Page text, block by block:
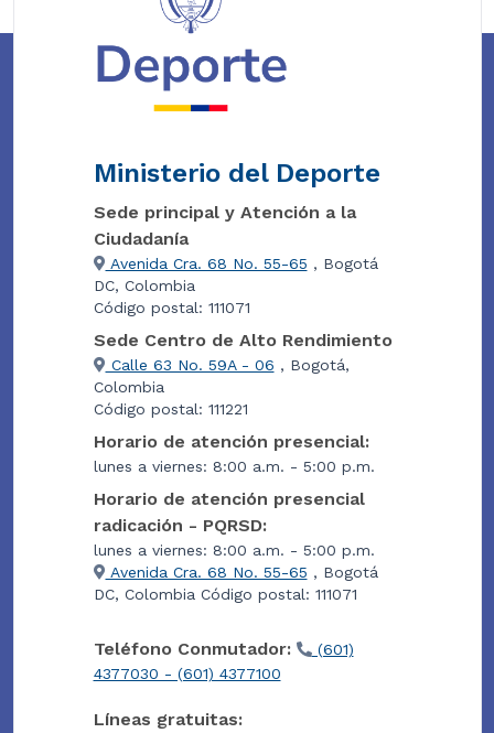
Ministerio del Deporte
Sede principal y Atención a la
Ciudadanía
Avenida Cra. 68 No. 55-65 , Bogotá
DC, Colombia
Código postal: 111071
Sede Centro de Alto Rendimiento
Calle 63 No. 59A - 06 , Bogotá,
Colombia
Código postal: 111221
Horario de atención presencial:
lunes a viernes: 8:00 a.m. - 5:00 p.m.
Horario de atención presencial
radicación - PQRSD:
lunes a viernes: 8:00 a.m. - 5:00 p.m.
Avenida Cra. 68 No. 55-65 , Bogotá
DC, Colombia Código postal: 111071
Teléfono Conmutador:
(601)
4377030 - (601) 4377100
Líneas gratuitas: